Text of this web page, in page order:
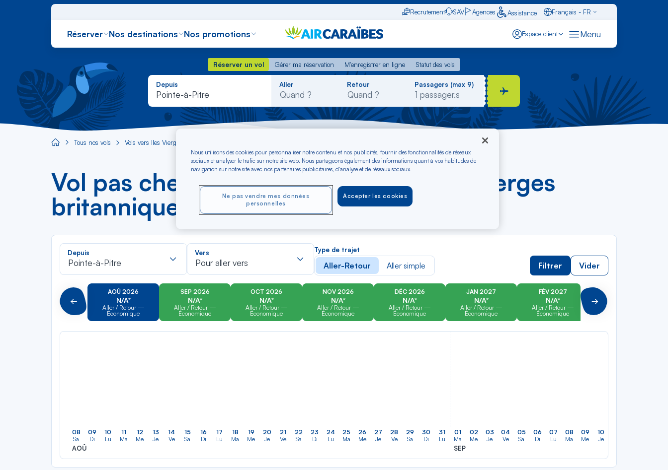
Recrutement SAV Agences Assistance
Français - FR
Réserver Nos destinations Nos promotions Espace client Menu
Réserver un vol Gérer ma réservation M'enregistrer en ligne
Statut des vols
Réserver un vol
Gérer ma réservation M'enregistrer en ligne Statut des vols
Depuis
Pointe-à-Pitre
Rechercher
dans
liste
Aller Retour Passagers (max 9)
Aircaraibes.com
Tous nos vols Vols vers Îles Vierges britanniques
Vol pas cher Pointe-à-Pitre - vers Îles Vierges
britanniques dès €*
Depuis
Pointe-à-Pitre
Rechercher
dans
la
liste
Vers
Pour aller vers
Rechercher
dans
la
liste
Type de trajet
Aller-Retour Aller simple Filtrer Vider
Précédent
AOÛ 2026
N/A*
Aller / Retour —
Économique
SEP 2026
N/A*
Aller / Retour —
Économique
OCT 2026
N/A*
Aller / Retour —
Économique
NOV 2026
N/A*
Aller / Retour —
Économique
DÉC 2026
N/A*
Aller / Retour —
Économique
JAN 2027
N/A*
Aller / Retour —
Économique
FÉV 2027
N/A*
Aller / Retour —
Économique
Aller / Retour —
Suivant
08
Sa
AOÛ
09
Di
10
Lu
11
Ma
12
Me
13
Je
14
Ve
15
Sa
16
Di
17
Lu
18
Ma
19
Me
20
Je
21
Ve
22
Sa
23
Di
24
Lu
25
Ma
26
Me
27
Je
28
Ve
29
Sa
30
Di
31
Lu
01
Ma
SEP
02
Me
03
Je
04
Ve
05
Sa
06
Di
07
Lu
08
Ma
09
Me
10
Je
Nous utilisons des cookies pour personnaliser notre contenu et nos publicités, fournir des fonctionnalités de réseaux
sociaux et analyser le trafic sur notre site web. Nous partageons également des informations quant à vos habitudes de
navigation sur notre site avec nos partenaires publicitaires, d'analyse et de réseaux sociaux.
Accepter les cookies
Ne pas vendre mes données
personnelles